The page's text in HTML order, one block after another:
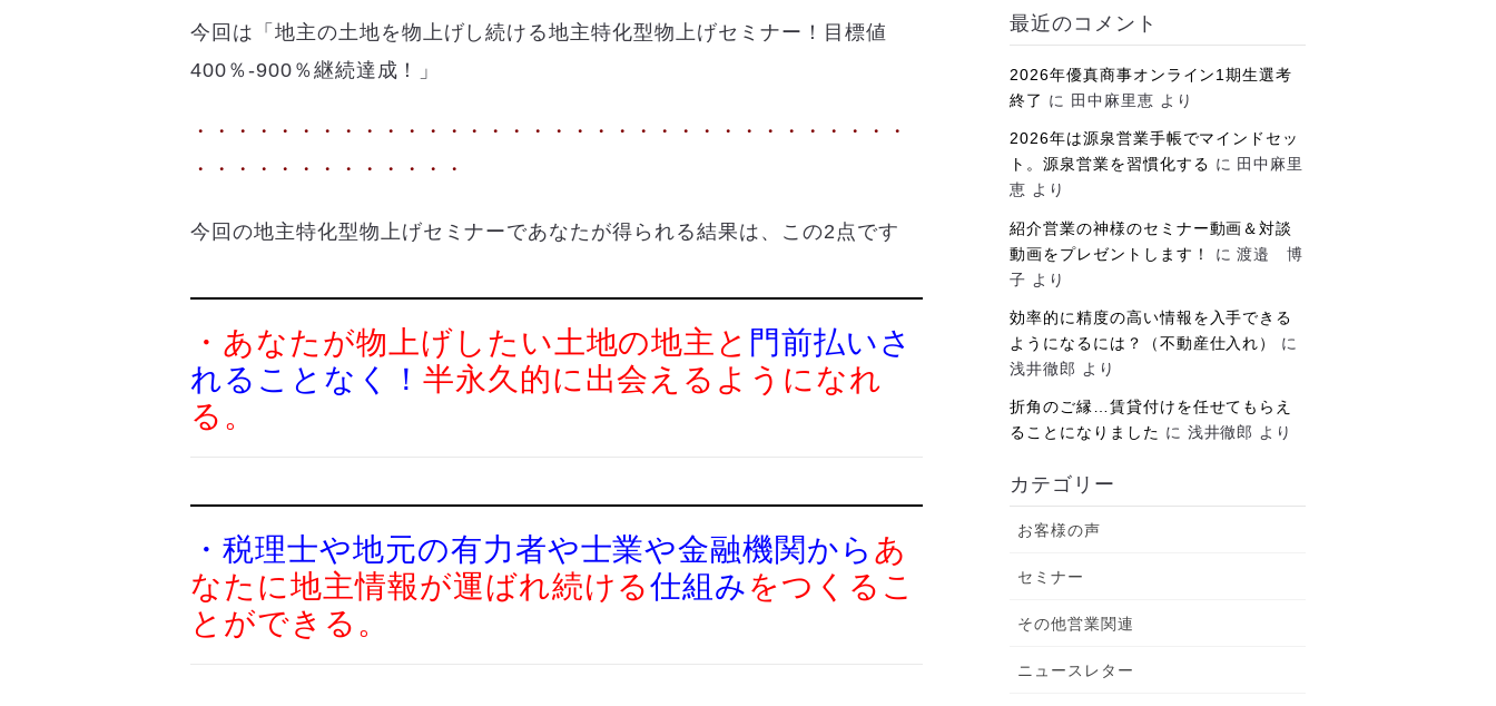
今回は「地主の土地を物上げし続ける地主特化型物上げセミナー！目標値
400％-900％継続達成！」
・・・・・・・・・・・・・・・・・・・・・・・・・・・・・・・・・・
・・・・・・・・・・・・・
今回の地主特化型物上げセミナーであなたが得られる結果は、この2点です
・あなたが物上げしたい土地の地主と 門前払いさ
れることなく！ 半永久的に出会えるようになれ
る。
・税理士や地元の有力者や士業や金融機関から あ
なたに地主情報が運ばれ続ける仕組みをつくるこ
とができる。
イ
ブ
最近のコメント
2026年優真商事オンライン1期生選考
終了 に 田中麻里恵 より
2026年は源泉営業手帳でマインドセッ
ト。源泉営業を習慣化する に 田中麻里
恵 より
紹介営業の神様のセミナー動画＆対談
動画をプレゼントします！
に渡邉 博
子 より
効率的に精度の高い情報を入手できる
ようになるには？（不動産仕入れ）
に
浅井徹郎 より
折角のご縁…賃貸付けを任せてもらえ
ることになりました に 浅井徹郎 より
カテゴリー
お客様の声
セミナー
その他営業関連
ニュースレター